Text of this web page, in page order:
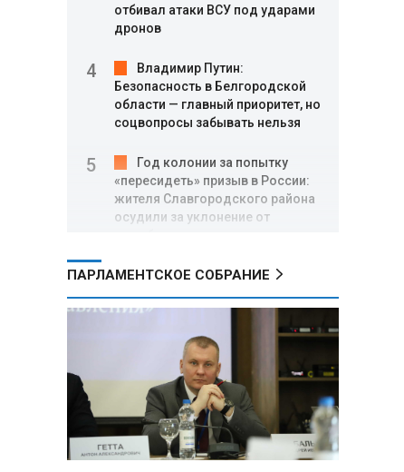
отбивал атаки ВСУ под ударами
дронов
Владимир Путин:
Безопасность в Белгородской
области — главный приоритет, но
соцвопросы забывать нельзя
Год колонии за попытку
«пересидеть» призыв в России:
жителя Славгородского района
осудили за уклонение от
В Свердловской области
производителя дронов «Упырь»
Российские пловцы
выиграли все золотые медали
первого дня Кубка мира по
зимнему плаванию
Александр Новак:
Независимые АЗС начнут
ПАРЛАМЕНТСКОЕ СОБРАНИЕ